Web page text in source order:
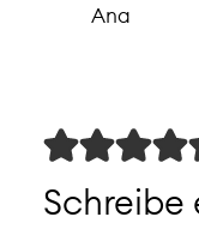
Ana
Schreibe